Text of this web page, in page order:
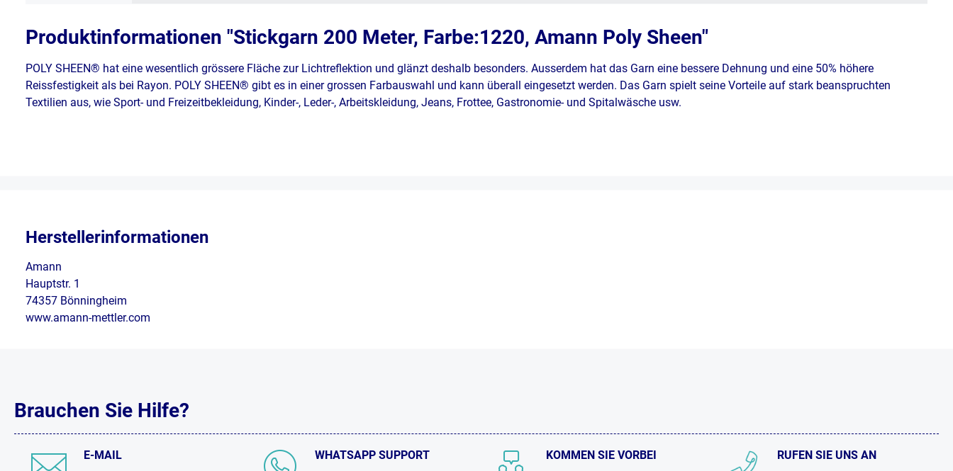
Produktinformationen "Stickgarn 200 Meter, Farbe:1220, Amann Poly Sheen"
POLY SHEEN® hat eine wesentlich grössere Fläche zur Lichtreflektion und glänzt deshalb besonders. Ausserdem hat das Garn eine bessere Dehnung und eine 50% höhere
Reissfestigkeit als bei Rayon. POLY SHEEN® gibt es in einer grossen Farbauswahl und kann überall eingesetzt werden. Das Garn spielt seine Vorteile auf stark beanspruchten
Textilien aus, wie Sport- und Freizeitbekleidung, Kinder-, Leder-, Arbeitskleidung, Jeans, Frottee, Gastronomie- und Spitalwäsche usw.
Herstellerinformationen
Amann
Hauptstr. 1
74357 Bönningheim
www.amann-mettler.com
Brauchen Sie Hilfe?
E-MAIL
WHATSAPP SUPPORT
KOMMEN SIE VORBEI
RUFEN SIE UNS AN